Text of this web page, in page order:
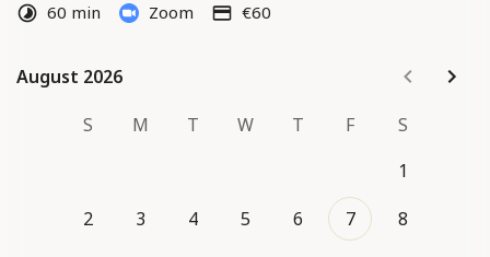
Le lien de visioconférence Zoom sera envoyé
60 min Zoom €60
August 2026
August 2026
S
M T W T F
S
1
2
3 4 5 6 7
8